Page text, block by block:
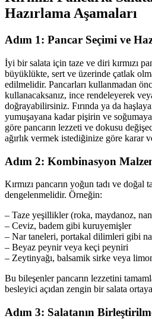
Hazırlama Aşamaları
Adım 1: Pancar Seçimi ve
İyi bir salata için taze ve diri kırmızı
büyüklükte, sert ve üzerinde çatlak
edilmelidir. Pancarları kullanmadan
kullanacaksanız, ince rendeleyerek
doğrayabilirsiniz. Fırında ya da
yumuşayana kadar pişirin ve
göre pancarın lezzeti ve dokusu
ağırlık vermek istediğinize göre karar
Adım 2: Kombinasyon
Kırmızı pancarın yoğun tadı ve doğal
dengelenmelidir. Örneğin:
– Taze yeşillikler (roka, maydanoz,
– Ceviz, badem gibi kuruyemişler
– Nar taneleri, portakal dilimleri gibi
– Beyaz peynir veya keçi peyniri
– Zeytinyağı, balsamik sirke veya
Bu bileşenler pancarın lezzetini
besleyici açıdan zengin bir salata ortaya
Adım 3: Salatanın